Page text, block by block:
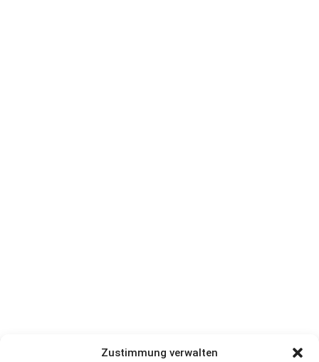
Zustimmung verwalten